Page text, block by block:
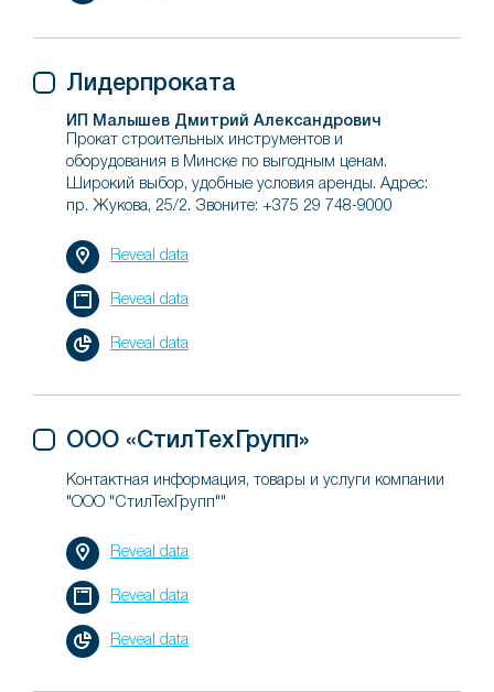
Лидерпроката
ИП Малышев Дмитрий Александрович
Прокат строительных инструментов и
оборудования в Минске по выгодным ценам.
Широкий выбор, удобные условия аренды. Адрес:
пр. Жукова, 25/2. Звоните: +375 29 748-9000
Reveal data
Reveal data
Reveal data
ООО «СтилТехГрупп»
Контактная информация, товары и услуги компании
"ООО "СтилТехГрупп""
Reveal data
Reveal data
Reveal data